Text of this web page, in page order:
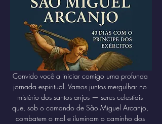
Convido você a iniciar comigo uma profunda
jornada espiritual. Vamos juntos mergulhar no
mistério dos santos anjos — seres celestiais
que, sob o comando de São Miguel Arcanjo,
combatem o mal e iluminam o caminho dos